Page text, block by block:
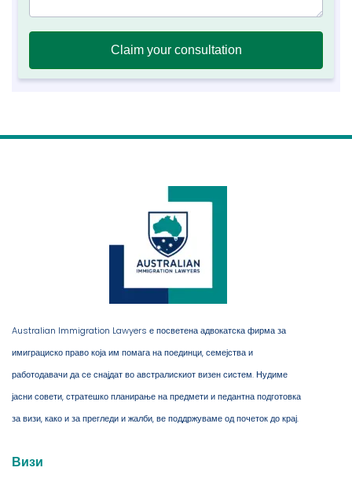
Australian Immigration Lawyers е посветена адвокатска фирма за
имиграциско право која им помага на поединци, семејства и
работодавачи да се снајдат во австралискиот визен систем. Нудиме
јасни совети, стратешко планирање на предмети и педантна подготовка
за визи, како и за прегледи и жалби, ве поддржуваме од почеток до крај.
Визи